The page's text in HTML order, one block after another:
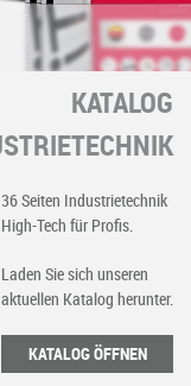
KATALOG
36 Seiten Industrietechnik
High-Tech für Profis.
Laden Sie sich unseren
aktuellen Katalog herunter.
KATALOG ÖFFNEN